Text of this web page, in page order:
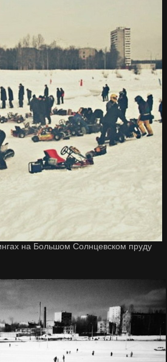
на Большом Солнцевском пруду